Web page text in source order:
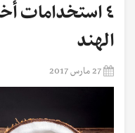
٤ استخدامات
الهند
27 مارس 2017